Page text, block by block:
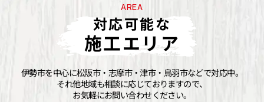
AREA
対応可能な
施工エリア
伊勢市を中心に松阪市・志摩市・津市・鳥羽市などで対応中。
それ他地域も相談に応じておりますので、
お気軽にお問い合わせください。